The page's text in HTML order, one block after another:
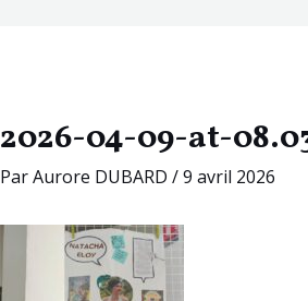
2026-04-09-at-
ParAurore DUBARD /9 avril 2026